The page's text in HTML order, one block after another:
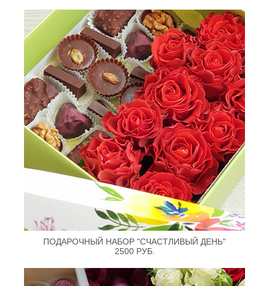
ПОДАРОЧНЫЙ НАБОР "СЧАСТЛИВЫЙ ДЕНЬ"
2500 РУБ.